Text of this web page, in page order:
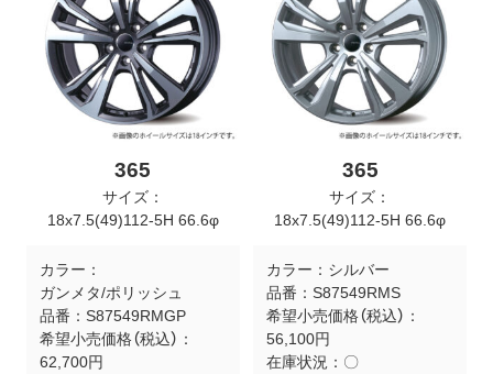
365
サイズ：
18x7.5(49)112-5H 66.6φ
カラー：
ガンメタ/ポリッシュ
品番： S87549RMGP
希望小売価格（税込）：
62,700円
365
サイズ：
18x7.5(49)112-5H 66.6φ
カラー： シルバー
品番： S87549RMS
希望小売価格（税込）：
56,100円
在庫状況： 〇